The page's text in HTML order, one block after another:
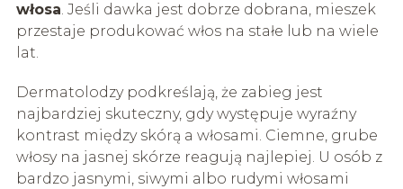
włosa. Jeśli dawka jest dobrze dobrana, mieszek
przestaje produkować włos na stałe lub na wiele
lat.
Dermatolodzy podkreślają, że zabieg jest
najbardziej skuteczny, gdy występuje wyraźny
kontrast między skórą a włosami. Ciemne, grube
włosy na jasnej skórze reagują najlepiej. U osób z
bardzo jasnymi, siwymi albo rudymi włosami